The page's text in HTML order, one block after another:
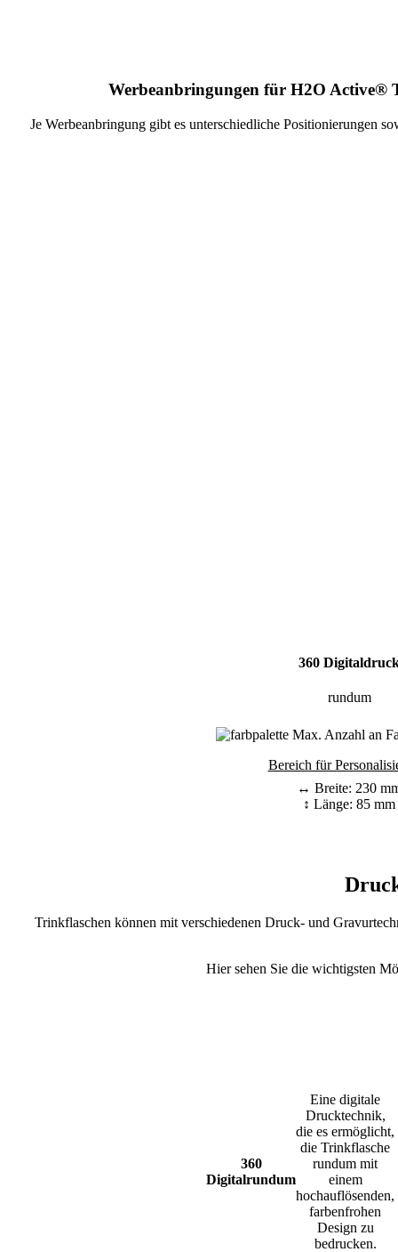
Werbeanbringungen für H2O Active®
Je Werbeanbringung gibt es unterschiedliche Positionierungen
360
rundum
Max. Anzahl an
Bereich für
↔ Breite: 230
↕ Länge: 85 mm
Trinkflaschen können mit verschiedenen Druck- und
Hier sehen Sie die wichtigsten
360
Digitalrundum
Eine digitale
Drucktechnik,
die es ermöglicht,
die Trinkflasche
rundum mit
einem
hochauflösenden,
farbenfrohen
Design zu
bedrucken.